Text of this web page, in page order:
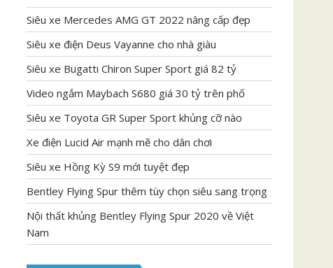
Siêu xe Mercedes AMG GT 2022 nâng cấp đẹp
Siêu xe điện Deus Vayanne cho nhà giàu
Siêu xe Bugatti Chiron Super Sport giá 82 tỷ
Video ngắm Maybach S680 giá 30 tỷ trên phố
Siêu xe Toyota GR Super Sport khủng cỡ nào
Xe điện Lucid Air mạnh mẽ cho dân chơi
Siêu xe Hồng Kỳ S9 mới tuyệt đẹp
Bentley Flying Spur thêm tùy chọn siêu sang trọng
Nội thất khủng Bentley Flying Spur 2020 về Việt
Nam